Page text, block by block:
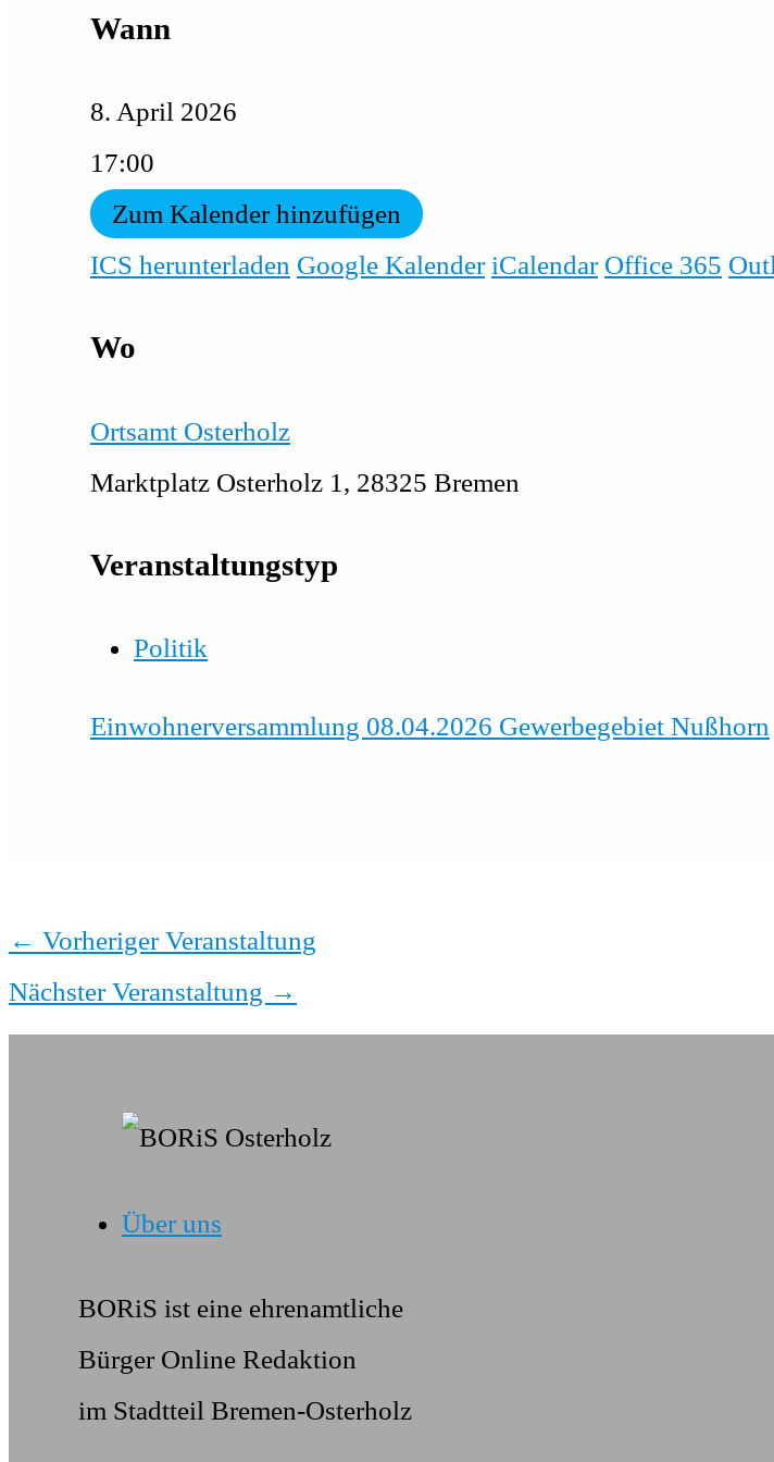
Wann
8. April 2026
17:00
Zum Kalender hinzufügen
ICS herunterladen Google Kalender iCalendar Office 365
Wo
Ortsamt Osterholz
Marktplatz Osterholz 1, 28325 Bremen
Veranstaltungstyp
Politik
Einwohnerversammlung 08.04.2026 Gewerbegebiet Nußhorn
← Vorheriger Veranstaltung
Nächster Veranstaltung →
Über uns
BORiS ist eine ehrenamtliche
Bürger Online Redaktion
im Stadtteil Bremen-Osterholz